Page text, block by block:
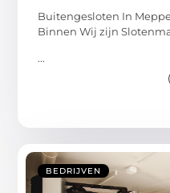
Buitengesloten In
Binnen Wij zijn
...
BEDRIJVEN